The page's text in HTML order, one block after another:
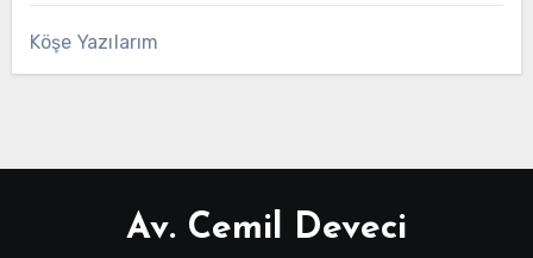
Köşe Yazılarım
Av. Cemil Deveci